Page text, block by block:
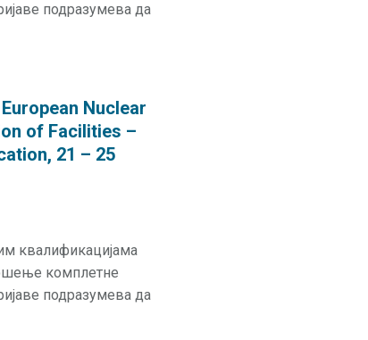
подразумева да
Nuclear
of Facilities –
21 – 25
квалификацијама
комплетне
подразумева да